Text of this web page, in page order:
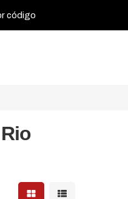
Mostrar resultados em
Mostrar